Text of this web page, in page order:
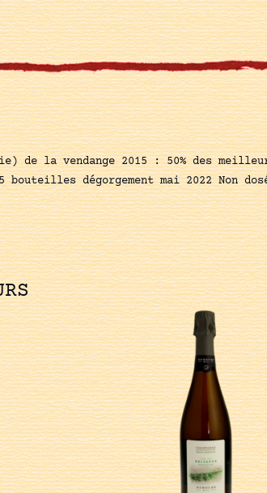
de la vendange 2015 : 50% des
dégorgement mai 2022 Non